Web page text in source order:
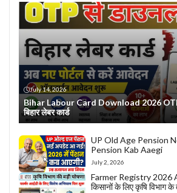
July 14, 2026
Bihar Labour Card Download 2026
बिहार लेबर कार्ड
UP Old Age Pension
Pension Kab Aaegi
July 2, 2026
Farmer Registry 2026
किसानों के लिए कृषि विभाग